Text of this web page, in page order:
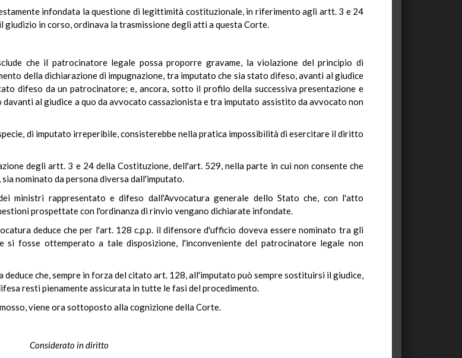
infondata la questione di legittimità costituzionale, in riferimento agli artt. 3 e 24
in corso, ordinava la trasmissione degli atti a questa Corte.
che il patrocinatore legale possa proporre gravame, la violazione del principio di
della dichiarazione di impugnazione, tra imputato che sia stato difeso, avanti al giudice
difeso da un patrocinatore; e, ancora, sotto il profilo della successiva presentazione e
al giudice a quo da avvocato cassazionista e tra imputato assistito da avvocato non
di imputato irreperibile, consisterebbe nella pratica impossibilità di esercitare il diritto
degli artt. 3 e 24 della Costituzione, dell'art. 529, nella parte in cui non consente che
nominato da persona diversa dall'imputato.
ministri rappresentato e difeso dall'Avvocatura generale dello Stato che, con l'atto
prospettate con l'ordinanza di rinvio vengano dichiarate infondate.
deduce che per l'art. 128 c.p.p. il difensore d'ufficio doveva essere nominato tra gli
fosse ottemperato a tale disposizione, l'inconveniente del patrocinatore legale non
che, sempre in forza del citato art. 128, all'imputato può sempre sostituirsi il giudice,
resti pienamente assicurata in tutte le fasi del procedimento.
viene ora sottoposto alla cognizione della Corte.
Considerato in diritto